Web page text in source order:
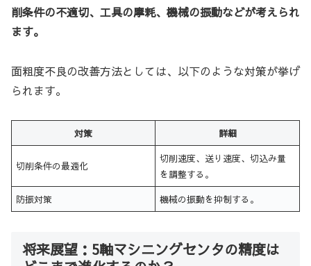
削条件の不適切、工具の摩耗、機械の振動などが考えられ
ます。
面粗度不良の改善方法としては、以下のような対策が挙げ
られます。
対策 詳細
切削条件の最適化
切削速度、送り速度、切込み量
を調整する。
防振対策 機械の振動を抑制する。
将来展望：5軸マシニングセンタの精度は